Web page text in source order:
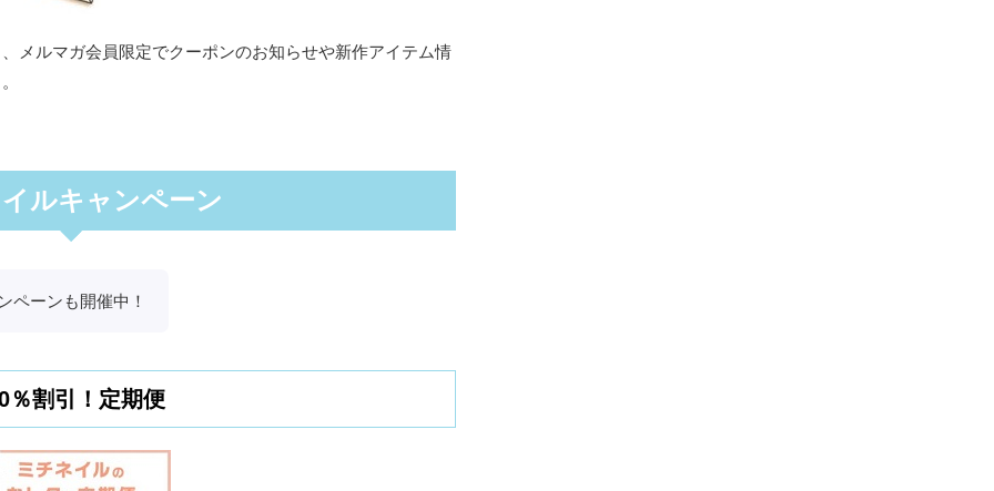
メルマガ会員限定でクーポンのお知らせや新作アイテム情
ルキャンペーン
ペーンも開催中！
％割引！定期便